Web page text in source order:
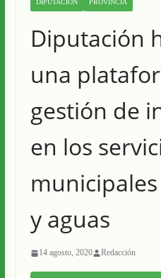
DIPUTACIÓN PROVINCIA
Diputación
una
gestión de
en los
y aguas
14 agosto, 2020 Redacción